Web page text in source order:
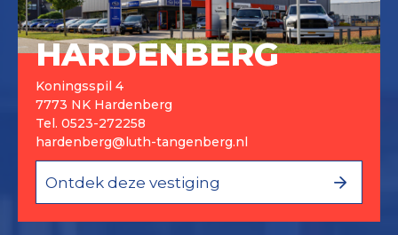
HARDENBERG
Koningsspil 4
7773 NK Hardenberg
Tel. 0523-272258
hardenberg@luth-tangenberg.nl
Ontdek deze vestiging